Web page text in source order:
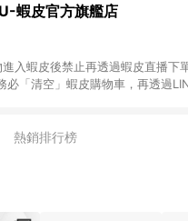
蝦皮官方旗艦店
進入蝦皮後禁止再透過蝦皮直播下
必「清空」蝦皮購物車，再透過
張訂單，請重新從LINE購物連結
點數回饋請依照「蝦皮超市」商
熱銷排行榜